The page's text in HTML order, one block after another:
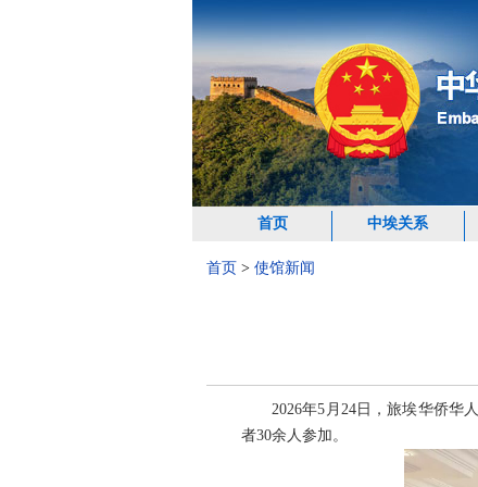
首页 中埃关系
首页 > 使馆新闻
2026年5月24日，旅埃华侨华
者30余人参加。